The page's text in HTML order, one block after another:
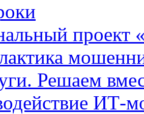
проект
Решаем
ИТ-